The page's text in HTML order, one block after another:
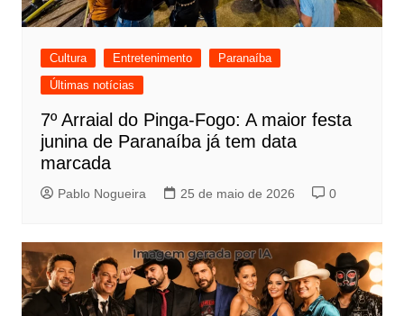
Cultura Entretenimento
Paranaíba
Últimas notícias
7º Arraial do Pinga-Fogo: A maior festa
junina de Paranaíba já tem data
marcada
Pablo Nogueira 25 de maio de 2026 0